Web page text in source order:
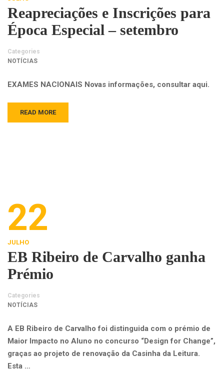
Reapreciações e Inscrições para
Época Especial – setembro
Categories
NOTÍCIAS
EXAMES NACIONAIS Novas informações, consultar aqui.
READ MORE
22
JULHO
EB Ribeiro de Carvalho ganha
Prémio
Categories
NOTÍCIAS
A EB Ribeiro de Carvalho foi distinguida com o prémio de
Maior Impacto no Aluno no concurso “Design for Change”,
graças ao projeto de renovação da Casinha da Leitura.
Esta …